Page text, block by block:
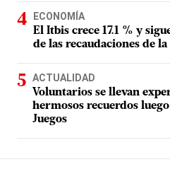
ECONOMÍA
El Itbis crece 17.1 % y
de las recaudaciones de la
ACTUALIDAD
Voluntarios se llevan
hermosos recuerdos
Juegos